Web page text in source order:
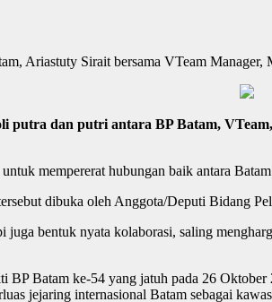
Ariastuty Sirait bersama VTeam Manager,
putra dan putri antara BP Batam,
mempererat hubungan baik antara
dibuka oleh Anggota/Deputi Bidang
bentuk nyata kolaborasi, saling
Batam ke-54 yang jatuh pada 26
jejaring internasional Batam sebagai